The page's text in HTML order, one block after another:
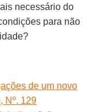
necessário do
para não
de um novo
Nº. 129